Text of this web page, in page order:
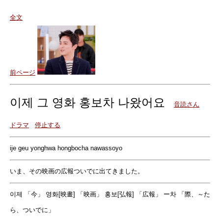
全文
前ページ
이제 그 영화 홍보차 나왔어요 音読さん
ドラマ 停止する
ije geu yonghwa hongbocha nawassoyo
いま、その映画の広報ついでに出てきました。
이제 「今」 영화[映畫] 「映画」 홍보[弘報] 「広報」 ー차 「際、～た
ら、ついでに」